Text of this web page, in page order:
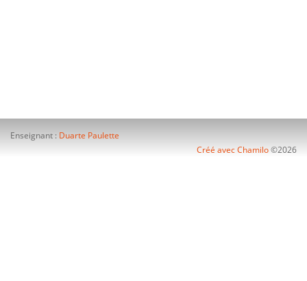
Enseignant : Duarte Paulette
Créé avec Chamilo©2026